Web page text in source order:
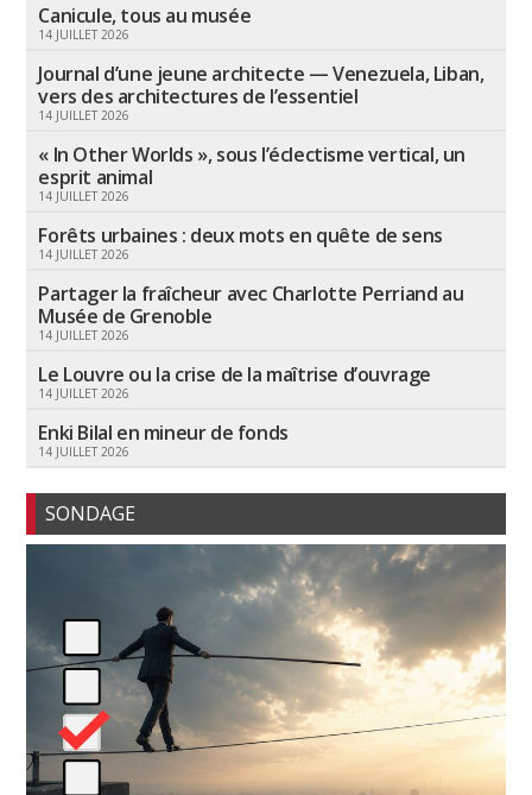
Canicule, tous au musée
14 JUILLET 2026
Journal d’une jeune architecte — Venezuela, Liban,
vers des architectures de l’essentiel
14 JUILLET 2026
« In Other Worlds », sous l’éclectisme vertical, un
esprit animal
14 JUILLET 2026
Forêts urbaines : deux mots en quête de sens
14 JUILLET 2026
Partager la fraîcheur avec Charlotte Perriand au
Musée de Grenoble
14 JUILLET 2026
Le Louvre ou la crise de la maîtrise d’ouvrage
14 JUILLET 2026
Enki Bilal en mineur de fonds
14 JUILLET 2026
SONDAGE